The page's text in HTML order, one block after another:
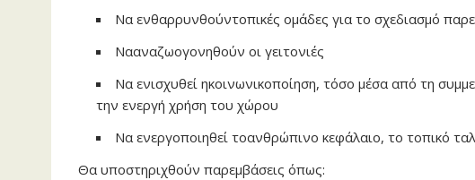
Να ενθαρρυνθούντοπικές ομάδες για το σχεδιασμό
Νααναζωογονηθούν οι γειτονιές
Να ενισχυθεί ηκοινωνικοποίηση, τόσο μέσα από τη
την ενεργή χρήση του χώρου
Να ενεργοποιηθεί τοανθρώπινο κεφάλαιο, το τοπικό
Θα υποστηριχθούν παρεμβάσεις όπως: